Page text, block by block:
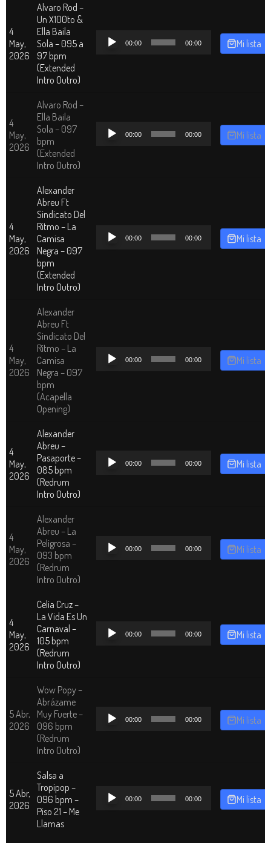
4
May,
2026
Alvaro Rod –
Un X100to &
Ella Baila
Sola – 095 a
97 bpm
(Extended
Intro Outro)
Reproductor
00:00 00:00 Mi lista
4
May,
2026
Alvaro Rod –
Ella Baila
Sola – 097
bpm
(Extended
Intro Outro)
Reproductor
00:00 00:00 Mi lista
4
May,
2026
Alexander
Abreu Ft
Sindicato Del
Ritmo – La
Camisa
Negra – 097
bpm
(Extended
Intro Outro)
Reproductor
00:00 00:00 Mi lista
4
May,
2026
Alexander
Abreu Ft
Sindicato Del
Ritmo – La
Camisa
Negra – 097
bpm
(Acapella
Opening)
Reproductor
00:00 00:00 Mi lista
4
May,
2026
Alexander
Abreu –
Pasaporte –
085 bpm
(Redrum
Intro Outro)
Reproductor
00:00 00:00 Mi lista
4
May,
2026
Alexander
Abreu – La
Peligrosa –
093 bpm
(Redrum
Intro Outro)
Reproductor
00:00 00:00 Mi lista
4
May,
2026
Celia Cruz –
La Vida Es Un
Carnaval –
105 bpm
(Redrum
Intro Outro)
Reproductor
00:00 00:00 Mi lista
5 Abr,
2026
Wow Popy –
Abrázame
Muy Fuerte –
096 bpm
(Redrum
Intro Outro)
Reproductor
00:00 00:00 Mi lista
5 Abr,
2026
Salsa a
Tropipop –
096 bpm –
Piso 21 – Me
Llamas
Reproductor
00:00 00:00 Mi lista